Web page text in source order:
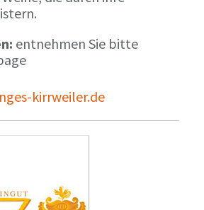
entnehmen Sie bitte
kirrweiler.de